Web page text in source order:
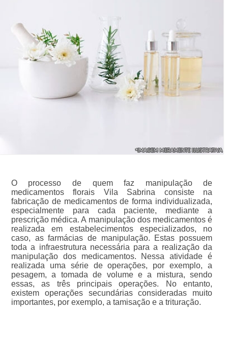
O processo de quem faz manipulação de
medicamentos florais Vila Sabrina consiste na
fabricação de medicamentos de forma individualizada,
especialmente para cada paciente, mediante a
prescrição médica. A manipulação dos medicamentos é
realizada em estabelecimentos especializados, no
caso, as farmácias de manipulação. Estas possuem
toda a infraestrutura necessária para a realização da
manipulação dos medicamentos. Nessa atividade é
realizada uma série de operações, por exemplo, a
pesagem, a tomada de volume e a mistura, sendo
essas, as três principais operações. No entanto,
existem operações secundárias consideradas muito
importantes, por exemplo, a tamisação e a trituração.